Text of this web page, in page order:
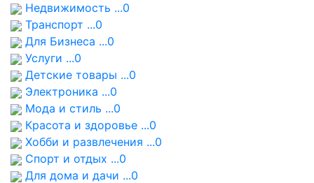
Недвижимость ...0
Транспорт ...0
Для Бизнеса ...0
Услуги ...0
Детские товары ...0
Электроника ...0
Мода и стиль ...0
Красота и здоровье ...0
Хобби и развлечения ...0
Спорт и отдых ...0
Для дома и дачи ...0